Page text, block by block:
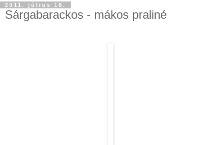
2011. július 18.
Sárgabarackos - mákos praliné